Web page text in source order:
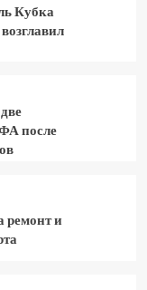
Кубка
после
ремонт и